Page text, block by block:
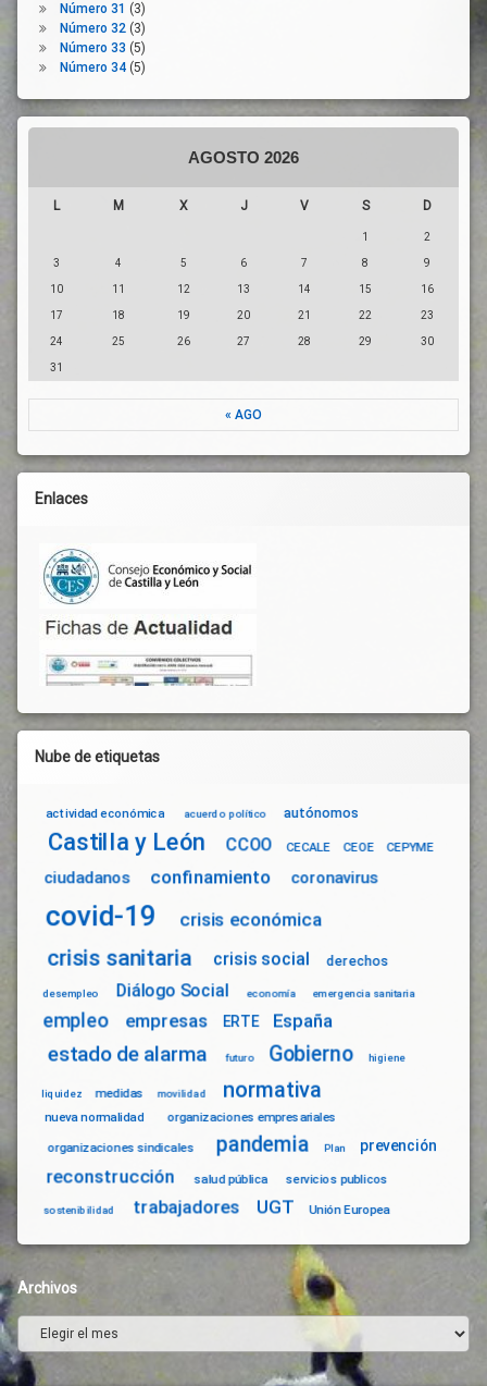
Número 31 (3)
Número 32(3)
Número 33 (5)
Número 34(5)
AGOSTO 2026
L M X J V S D
1 2
3 4 5 6 7 8 9
10 11 12 13 14 15 16
17 18 19 20 21 22 23
24 25 26 27 28 29 30
31
« AGO
Enlaces
Nube de etiquetas
actividad económica acuerdo político autónomos
Castilla y León CCOO CECALE CEOE CEPYME
ciudadanos confinamiento coronavirus
covid-19 crisis económica
crisis sanitaria crisis social derechos
desempleo Diálogo Social economía emergencia sanitaria
empleo empresas ERTE España
estado de alarma futuro Gobierno higiene
liquidez medidas movilidad normativa
nueva normalidad organizaciones empresariales
organizaciones sindicales pandemia Plan prevención
reconstrucción salud pública servicios publicos
sostenibilidad trabajadores UGT Unión Europea
Archivos
Archivos